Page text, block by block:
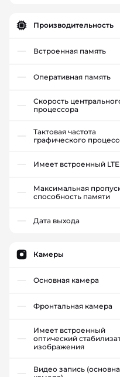
Производительность
Встроенная память
Оперативная память
Скорость
процессора
Тактовая частота
графического
Имеет встроенный LTE
Максимальная
способность памяти
Дата выхода
Камеры
Основная камера
Фронтальная камера
Имеет встроенный
оптический
изображения
Видео запись